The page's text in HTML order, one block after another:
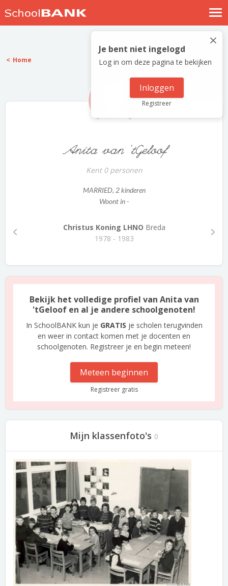
Nostalgische verhalen
Log in
Meld je gratis aan
×
Je bent niet ingelogd
Log in om deze pagina te bekijken
Inloggen
Registreer
Home
Anita van 'tGeloof
Kent 0 personen
MARRIED, 2 kinderen
Woont in -
Christus Koning LHNO Breda
1978 - 1983
Bekijk het volledige profiel van Anita van
'tGeloof en al je andere schoolgenoten!
In SchoolBANK kun je GRATIS je scholen terugvinden
en weer in contact komen met je docenten en
schoolgenoten. Registreer je en begin meteen!
Meteen beginnen
Registreer gratis
Mijn klassenfoto's 0